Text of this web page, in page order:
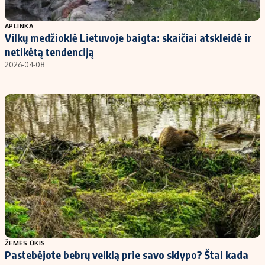
Populiarios temos
Investavimas
Akcijų rinka
Kriptovaliutos
Infliacija
Migracija
Titulinis
Nedarbo išmokos skaičiuoklė
Būsto finansai
Įdomios naujienos
Redakcija
Apie mus
Redakcijos politika
Privatumo politika
Turinio žymėjimo taisyklės
APLINKA
Vilkų medžioklė Lietuvoje baigta: skaičiai atskleidė ir
netikėtą tendenciją
2026-04-08
ŽEMĖS ŪKIS
Pastebėjote bebrų veiklą prie savo sklypo? Štai kada